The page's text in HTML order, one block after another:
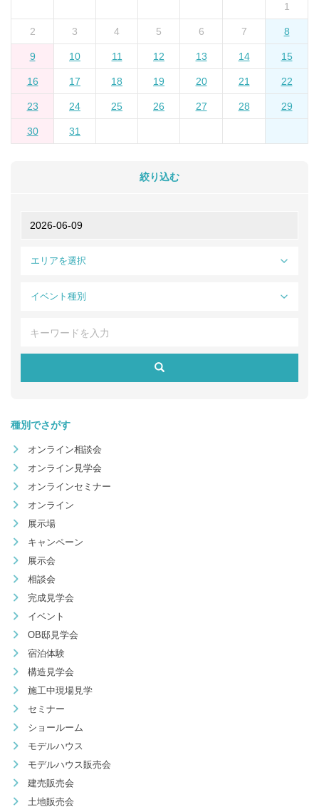
1
2 3 4 5 6 7 8
9 10 11 12 13 14 15
16 17 18 19 20 21 22
23 24 25 26 27 28 29
30 31
絞り込む
エリアを選択
イベント種別
種別でさがす
オンライン相談会
オンライン見学会
オンラインセミナー
オンライン
展示場
キャンペーン
展示会
相談会
完成見学会
イベント
OB邸見学会
宿泊体験
構造見学会
施工中現場見学
セミナー
ショールーム
モデルハウス
モデルハウス販売会
建売販売会
土地販売会